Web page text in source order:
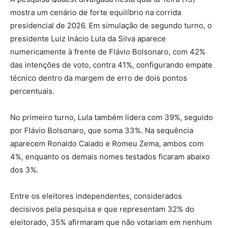
mostra um cenário de forte equilíbrio na corrida
presidencial de 2026. Em simulação de segundo turno, o
presidente Luiz Inácio Lula da Silva aparece
numericamente à frente de Flávio Bolsonaro, com 42%
das intenções de voto, contra 41%, configurando empate
técnico dentro da margem de erro de dois pontos
percentuais.
No primeiro turno, Lula também lidera com 39%, seguido
por Flávio Bolsonaro, que soma 33%. Na sequência
aparecem Ronaldo Caiado e Romeu Zema, ambos com
4%, enquanto os demais nomes testados ficaram abaixo
dos 3%.
Entre os eleitores independentes, considerados
decisivos pela pesquisa e que representam 32% do
eleitorado, 35% afirmaram que não votariam em nenhum